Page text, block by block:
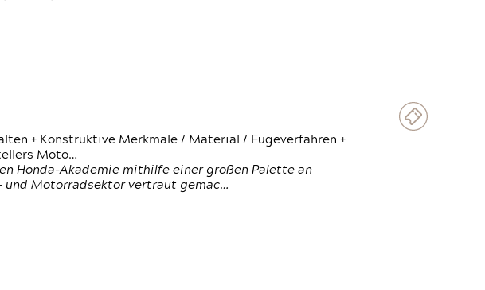
+ Konstruktive Merkmale / Material / Fügeverfahren +
Moto…
Honda-Akademie mithilfe einer großen Palette an
und Motorradsektor vertraut gemac…